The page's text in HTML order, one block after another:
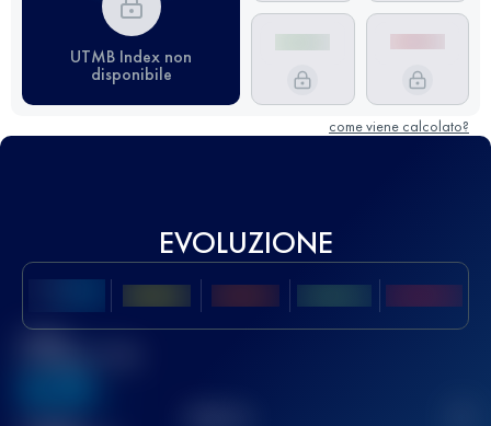
UTMB Index non
disponibile
come viene calcolato?
EVOLUZIONE
Miglior